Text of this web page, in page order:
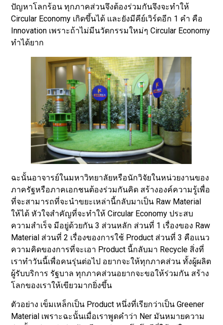
ปัญหาโลกร้อน ทุกภาคส่วนจึงต้องร่วมกันจึงจะทำให้
Circular Economy เกิดขึ้นได้ และยังมีคีย์เวิร์ดอีก 1 คำ คือ
Innovation เพราะถ้าไม่มีนวัตกรรมใหม่ๆ Circular Economy
ทำได้ยาก
ฉะนั้นอาจารย์ในมหาวิทยาลัยหรือนักวิจัยในหน่วยงานของ
ภาครัฐหรือภาคเอกชนต้องร่วมกันคิด สร้างองค์ความรู้เพื่อ
ที่จะสามารถที่จะนำขยะเหล่านี้กลับมาเป็น Raw Material
ให้ได้ หัวใจสำคัญที่จะทำให้ Circular Economy ประสบ
ความสำเร็จ มีอยู่ด้วยกัน 3 ส่วนหลัก ส่วนที่ 1 เรื่องของ Raw
Material ส่วนที่ 2 เรื่องของการใช้ Product ส่วนที่ 3 คือแนว
ความคิดของการที่จะเอา Product นี้กลับมา Recycle สิ่งที่
เราทำวันนี้เพื่อคนรุ่นต่อไป อยากจะให้ทุกภาคส่วน ทั้งผู้ผลิต
ผู้รับบริการ รัฐบาล ทุกภาคส่วนอยากจะขอให้ร่วมกัน สร้าง
โลกของเราให้เขียวมากยิ่งขึ้น
ตัวอย่าง เข็มเหล็กเป็น Product หนึ่งที่เรียกว่าเป็น Greener
Material เพราะฉะนั้นเมื่อเราพูดคําว่า Ner มันหมายความ